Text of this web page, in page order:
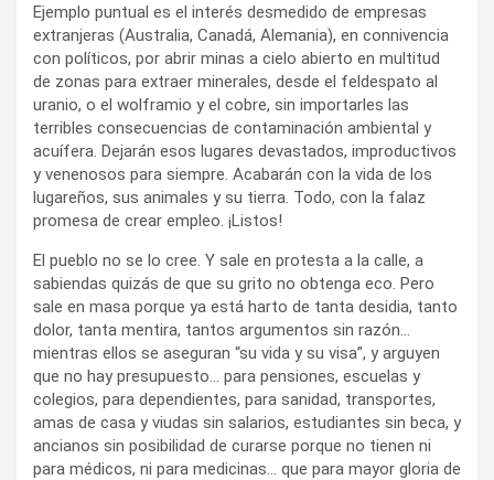
Ejemplo puntual es el interés desmedido de empresas
extranjeras (Australia, Canadá, Alemania), en connivencia
con políticos, por abrir minas a cielo abierto en multitud
de zonas para extraer minerales, desde el feldespato al
uranio, o el wolframio y el cobre, sin importarles las
terribles consecuencias de contaminación ambiental y
acuífera. Dejarán esos lugares devastados, improductivos
y venenosos para siempre. Acabarán con la vida de los
lugareños, sus animales y su tierra. Todo, con la falaz
promesa de crear empleo. ¡Listos!
El pueblo no se lo cree. Y sale en protesta a la calle, a
sabiendas quizás de que su grito no obtenga eco. Pero
sale en masa porque ya está harto de tanta desidia, tanto
dolor, tanta mentira, tantos argumentos sin razón…
mientras ellos se aseguran “su vida y su visa”, y arguyen
que no hay presupuesto… para pensiones, escuelas y
colegios, para dependientes, para sanidad, transportes,
amas de casa y viudas sin salarios, estudiantes sin beca, y
ancianos sin posibilidad de curarse porque no tienen ni
para médicos, ni para medicinas… que para mayor gloria de